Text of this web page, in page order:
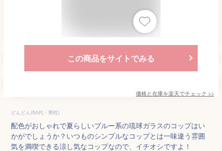
この商品をサイトでみる
価格と在庫を楽天でチェック >>
どんどん(50代・男性)
配色がおしゃれで夏らしいブルー系の琉球ガラスのコップはい
かがでしょうか？いつものシンプルなコップとは一味違う雰囲
気を満喫できる涼し気なコップなので、イチオシですよ！